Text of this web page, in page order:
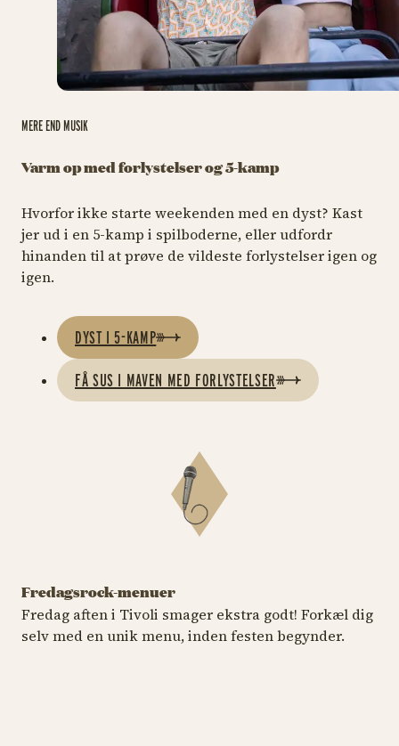
Varm op med forlystelser og 5-kamp
MERE END MUSIK
Hvorfor ikke starte weekenden med en dyst? Kast
jer ud i en 5-kamp i spilboderne, eller udfordr
hinanden til at prøve de vildeste forlystelser igen og
igen.
DYST I 5-KAMP
FÅ SUS I MAVEN MED FORLYSTELSER
Fredagsrock-menuer
Fredag aften i Tivoli smager ekstra godt! Forkæl dig
selv med en unik menu, inden festen begynder.
Fru Nimb Over Plænen